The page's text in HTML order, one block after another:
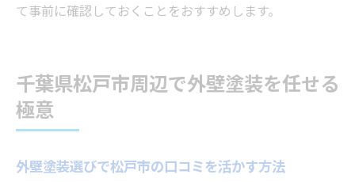
て事前に確認しておくことをおすすめします。
千葉県松戸市周辺で外壁塗装を任せる
極意
外壁塗装選びで松戸市の口コミを活かす方法